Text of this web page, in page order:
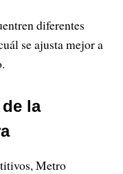
diferentes
se ajusta mejor a
la
Metro